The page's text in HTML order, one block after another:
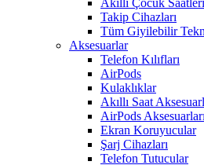
Akıllı Çocuk Saatleri
Takip Cihazları
Tüm Giyilebilir
Aksesuarlar
Telefon Kılıfları
AirPods
Kulaklıklar
Akıllı Saat
AirPods Aksesuarları
Ekran Koruyucular
Şarj Cihazları
Telefon Tutucular